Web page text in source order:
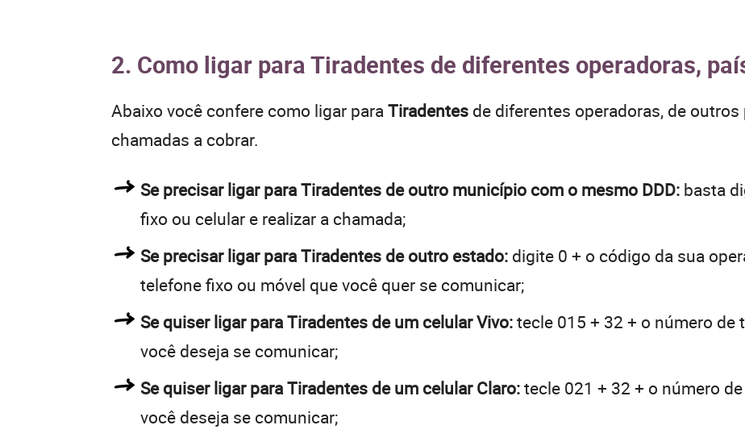
2. Como ligar para Tiradentes de diferentes operadoras,
Abaixo você confere como ligar paraTiradentes de diferentes operadoras, de
chamadas a cobrar.
Se precisar ligar para Tiradentes de outro município com o mesmo DDD: basta
fixo ou celular e realizar a chamada;
Se precisar ligar para Tiradentes de outro estado: digite 0 + o código da sua
telefone fixo ou móvel que você quer se comunicar;
Se quiser ligar para Tiradentes de um celular Vivo:tecle 015 + 32 + o número
você deseja se comunicar;
Se quiser ligar para Tiradentes de um celular Claro:tecle 021 + 32 + o número
você deseja se comunicar;